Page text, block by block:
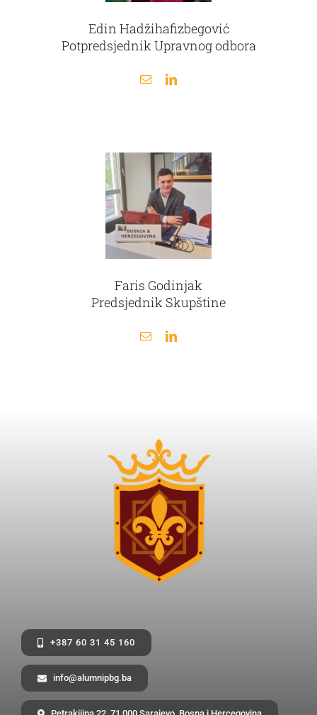
Edin Hadžihafizbegović
Potpredsjednik Upravnog odbora
Faris Godinjak
Predsjednik Skupštine
+387 60 31 45 160
info@alumnipbg.ba